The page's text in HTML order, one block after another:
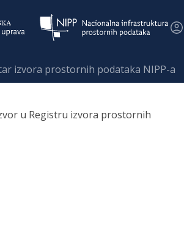
izvora prostornih podataka NIPP-a
u Registru izvora prostornih